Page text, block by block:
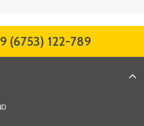
(6753) 122-789